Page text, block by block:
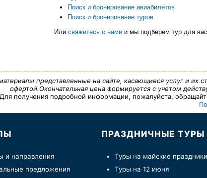
Поиск и бронирование авиабилетов
Поиск и бронирование туров
Или свяжитесь с нами и мы подберем тур для
представленные на сайте, касающиеся услуг и их
офертой.Окончательная цена формируется с учетом
Для получения подробной информации, пожалуйста,
и направления
предложения
ПРАЗДНИЧНЫЕ ТУРЫ
Туры на майские праздники
Туры на 12 июня